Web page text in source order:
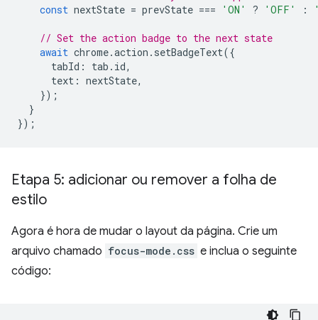
const nextState = prevState === 'ON' ? 'OFF' :
// Set the action badge to the next state
await chrome.action . setBadgeText({
tabId : tab . id,
text : nextState,
});
}
});
Etapa 5: adicionar ou remover a folha de
estilo
Agora é hora de mudar o layout da página. Crie um
arquivo chamado focus-mode.css e inclua o seguinte
código: